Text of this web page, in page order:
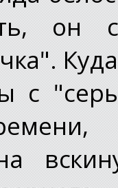
он
с